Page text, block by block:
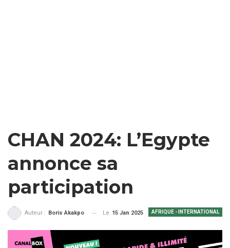
CHAN 2024: L’Egypte
annonce sa
participation
AFRIQUE - INTERNATIONAL
Auteur : Boris Akakpo Le 15 Jan 2025